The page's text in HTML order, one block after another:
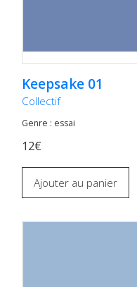
Keepsake 01
Collectif
Genre : essai
12€
Ajouter au panier